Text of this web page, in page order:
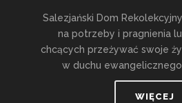
Salezjański Dom
na potrzeby i pragnienia
chcących przeżywać swoje
w duchu ewangelicznego
WIĘCEJ